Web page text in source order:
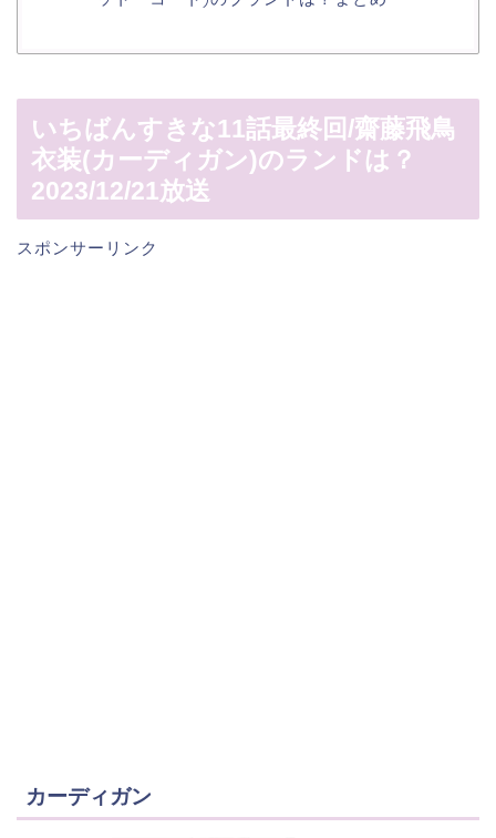
いちばんすきな11話最終回/齋藤飛鳥
衣装(カーディガン)のランドは？
2023/12/21放送
スポンサーリンク
カーディガン